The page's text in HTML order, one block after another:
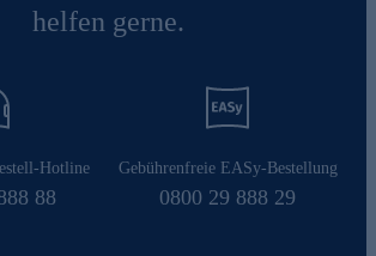
helfen gerne.
Hotline
88
Gebührenfreie EASy-Bestellung
0800 29 888 29